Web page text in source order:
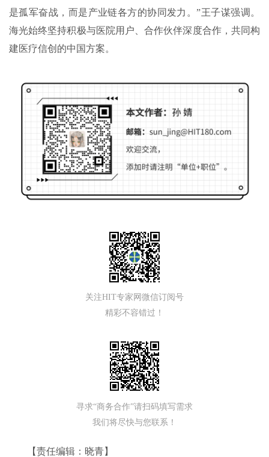
是孤军奋战，而是产业链各方的协同发力。”王子谋强调。
海光始终坚持积极与医院用户、合作伙伴深度合作，共同构
建医疗信创的中国方案。
关注HIT专家网微信订阅号
精彩不容错过！
寻求“商务合作”请扫码填写需求
我们将尽快与您联系！
【责任编辑：晓青】